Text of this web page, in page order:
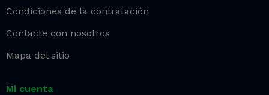
Condiciones de la contratación
Contacte con nosotros
Mapa del sitio
Mi cuenta